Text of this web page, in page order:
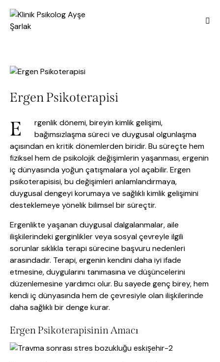
Ergen Psikoterapisi
E
rgenlik dönemi, bireyin kimlik gelişimi,
bağımsızlaşma süreci ve duygusal olgunlaşma
açısından en kritik dönemlerden biridir. Bu süreçte hem
fiziksel hem de psikolojik değişimlerin yaşanması, ergenin
iç dünyasında yoğun çatışmalara yol açabilir. Ergen
psikoterapisisi, bu değişimleri anlamlandırmaya,
duygusal dengeyi korumaya ve sağlıklı kimlik gelişimini
desteklemeye yönelik bilimsel bir süreçtir.
Ergenlikte yaşanan duygusal dalgalanmalar, aile
ilişkilerindeki gerginlikler veya sosyal çevreyle ilgili
sorunlar sıklıkla terapi sürecine başvuru nedenleri
arasındadır. Terapi, ergenin kendini daha iyi ifade
etmesine, duygularını tanımasına ve düşüncelerini
düzenlemesine yardımcı olur. Bu sayede genç birey, hem
kendi iç dünyasında hem de çevresiyle olan ilişkilerinde
daha sağlıklı bir denge kurar.
Ergen Psikoterapisinin Amacı